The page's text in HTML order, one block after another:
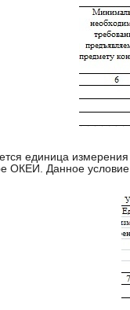
единица
ОКЕИ. Данное